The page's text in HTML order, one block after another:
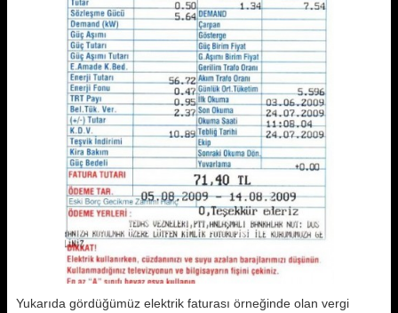
Yukarıda gördüğümüz elektrik faturası örneğinde olan vergi